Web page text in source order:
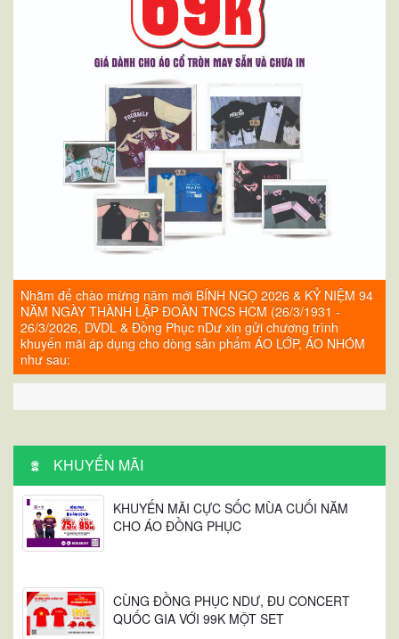
Nhằm để chào mừng năm mới BÍNH NGỌ 2026 & KỶ NIỆM 94
NĂM NGÀY THÀNH LẬP ĐOÀN TNCS HCM (26/3/1931 -
26/3/2026, DVDL & Đồng Phục nDư xin gửi chương trình
khuyến mãi áp dụng cho dòng sản phẩm ÁO LỚP, ÁO NHÓM
như sau:
KHUYẾN MÃI
KHUYẾN MÃI CỰC SỐC MÙA CUỐI NĂM
CHO ÁO ĐỒNG PHỤC
CÙNG ĐỒNG PHỤC NDƯ, ĐU CONCERT
QUỐC GIA VỚI 99K MỘT SET